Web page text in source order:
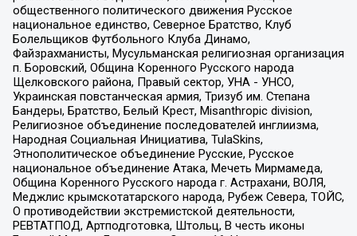
общественного политического движения Русское
национальное единство, Северное Братство, Клуб
Болельщиков Футбольного Клуба Динамо,
Файзрахманисты, Мусульманская религиозная организация
п. Боровский, Община Коренного Русского народа
Щелковского района, Правый сектор, УНА - УНСО,
Украинская повстанческая армия, Тризуб им. Степана
Бандеры, Братство, Белый Крест, Misanthropic division,
Религиозное объединение последователей инглиизма,
Народная Социальная Инициатива, TulaSkins,
Этнополитическое объединение Русские, Русское
национальное объединение Атака, Мечеть Мирмамеда,
Община Коренного Русского народа г. Астрахани, ВОЛЯ,
Меджлис крымскотатарского народа, Рубеж Севера, ТОЙС,
О противодействии экстремистской деятельности,
РЕВТАТПОД, Артподготовка, Штольц, В честь иконы